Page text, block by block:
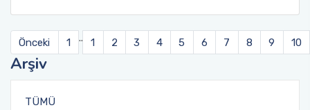
Önceki 1 .. 1 2 3 4 5 6 7 8 9 10
Arşiv
TÜMÜ